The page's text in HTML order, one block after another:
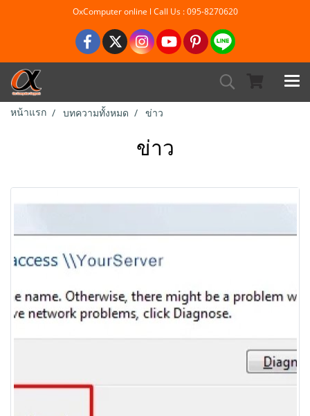
OxComputer online l Call Us : 095-8270620
หน้าแรก บทความทั้งหมด ข่าว
ข่าว